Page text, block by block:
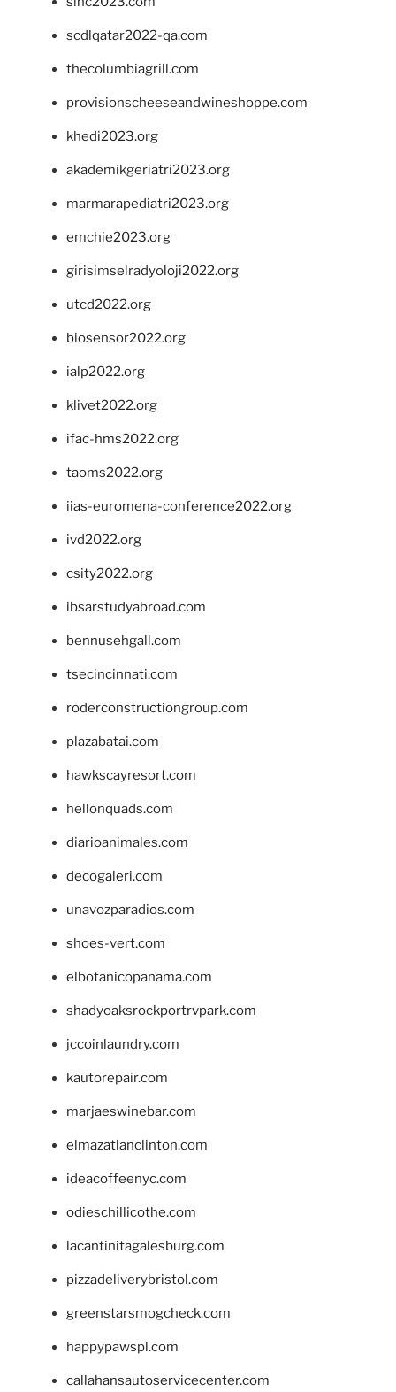
scdlqatar2022-qa.com
thecolumbiagrill.com
provisionscheeseandwineshoppe.com
khedi2023.org
akademikgeriatri2023.org
marmarapediatri2023.org
emchie2023.org
girisimselradyoloji2022.org
utcd2022.org
biosensor2022.org
ialp2022.org
klivet2022.org
ifac-hms2022.org
taoms2022.org
iias-euromena-conference2022.org
ivd2022.org
csity2022.org
ibsarstudyabroad.com
bennusehgall.com
tsecincinnati.com
roderconstructiongroup.com
plazabatai.com
hawkscayresort.com
hellonquads.com
diarioanimales.com
decogaleri.com
unavozparadios.com
shoes-vert.com
elbotanicopanama.com
shadyoaksrockportrvpark.com
jccoinlaundry.com
kautorepair.com
marjaeswinebar.com
elmazatlanclinton.com
ideacoffeenyc.com
odieschillicothe.com
lacantinitagalesburg.com
pizzadeliverybristol.com
greenstarsmogcheck.com
happypawspl.com
callahansautoservicecenter.com